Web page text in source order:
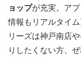
ョップが充実。ア
情報もリアルタイム
リーズは神戸南店
りしたくない方、